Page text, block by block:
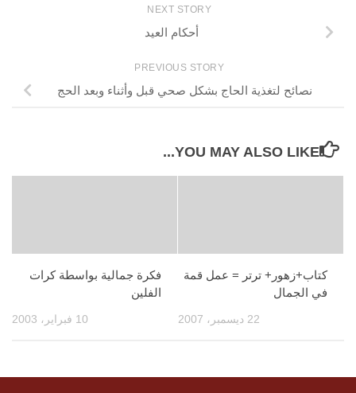
NEXT STORY
أحكام العيد
PREVIOUS STORY
نصائح لتغذية الحاج بشكل صحي قبل وأثناء وبعد الحج
YOU MAY ALSO LIKE...
فكرة جمالية بواسطة كرات
الفلين
10 فبراير، 2003
كتاب+زهور+ ترتر = عمل قمة
في الجمال
22 ديسمبر، 2007